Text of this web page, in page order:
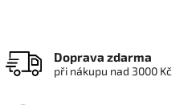
Doprava zdarma
při nákupu nad 3000 Kč